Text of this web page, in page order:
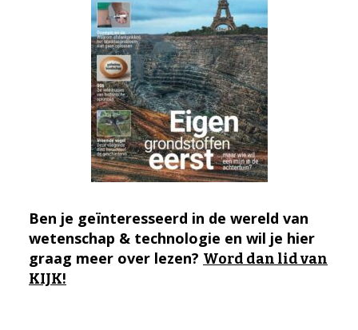
Ben je geïnteresseerd in de wereld van
wetenschap & technologie en wil je hier
graag meer over lezen? Word dan lid van
KIJK!